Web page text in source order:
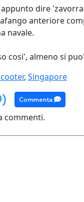
dire
anteriore
navale.
cosi', almeno si
, Singapore
Commenta
commenti.